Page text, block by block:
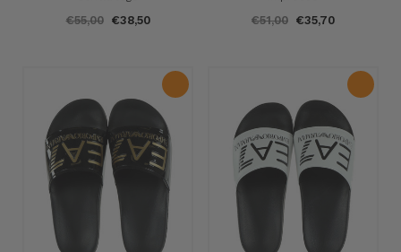
€55,00 €38,50 €51,00 €35,70